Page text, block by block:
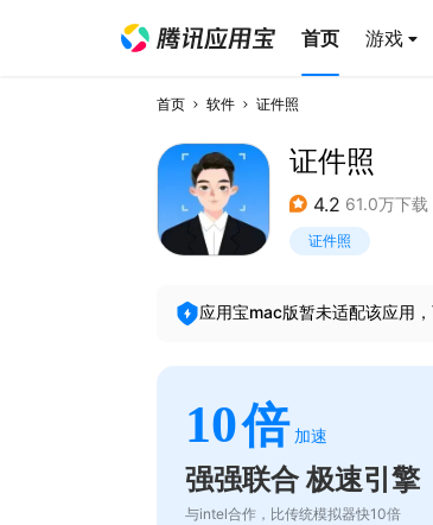
首页 游戏
首页 软件 证件照
证件照
4.2 61.0万下载
证件照
应用宝mac版暂未适配该应用
10倍 加速
强强联合 极速引擎
与intel合作，比传统模拟器快10倍